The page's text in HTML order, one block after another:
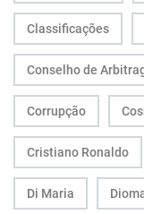
Classificações
Conselho de
Corrupção
Cristiano Ronaldo
Di Maria